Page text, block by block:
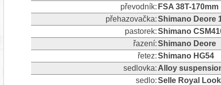
převodník: FSA 38T-170mm
přehazovačka:Shimano Deore
pastorek:Shimano
řazení:Shimano Deore
řetez:Shimano HG54
sedlovka: Alloy
sedlo:Selle Royal